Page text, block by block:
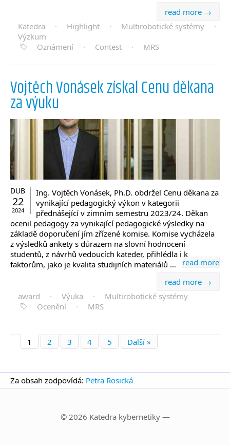
read more →
Katedra
· Highlight · Multirobotické systémy
·
Výzkum
Oznámení
· Contest · MRS
Vojtěch Vonásek získal Cenu děkana
za výuku
DUB
22
2024
Ing. Vojtěch Vonásek, Ph.D. obdržel Cenu děkana za
vynikající pedagogický výkon v kategorii
přednášející v zimním semestru 2023/24. Děkan
ocenil pedagogy za vynikající pedagogické výsledky na
základě doporučení jím zřízené komise. Komise vycházela
z výsledků ankety s důrazem na slovní hodnocení
studentů, z návrhů vedoucích kateder, přihlédla i k
faktorům, jako je kvalita studijních materiálů …
read more
read more →
award
· Výuka ·
Multirobotické systémy
Ocenění
· MRS
1 2 3 4 5 Další »
Za obsah zodpovídá: Petra Rosická
© 2026 Katedra kybernetiky —